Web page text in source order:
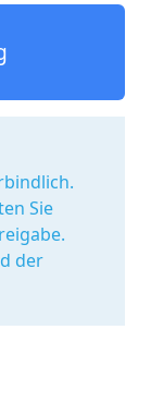
Sie
der